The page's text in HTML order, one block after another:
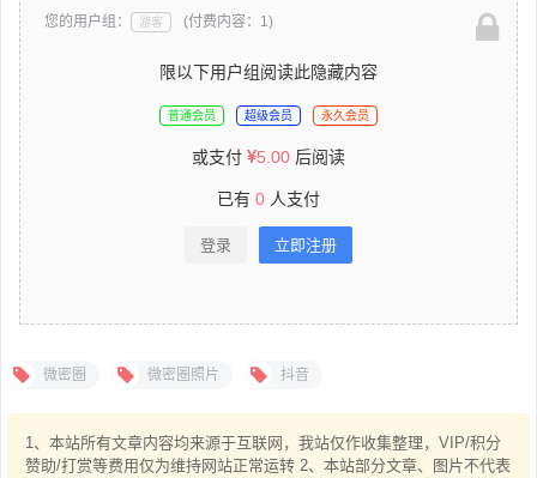
您的用户组： 游客 (付费内容：1)
限以下用户组阅读此隐藏内容
普通会员 超级会员 永久会员
或支付 5.00 后阅读
已有 0 人支付
登录 立即注册
微密圈 微密圈照片 抖音
1、本站所有文章内容均来源于互联网，我站仅作收集整理，VIP/积分
赞助/打赏等费用仅为维持网站正常运转 2、本站部分文章、图片不代表